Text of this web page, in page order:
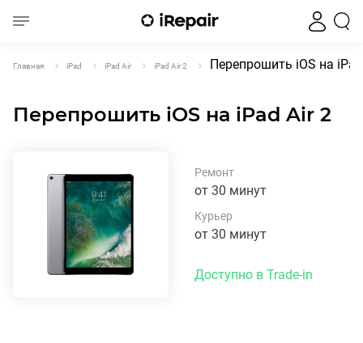
Главная iPad iPad Air iPad Air 2 Перепрошить iOS на
Перепрошить iOS на iPad Air 2
Ремонт
от 30 минут
Курьер
от 30 минут
Доступно в Trade-in